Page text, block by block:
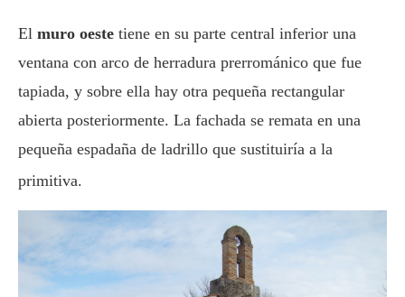
El muro oeste tiene en su parte central inferior una
ventana con arco de herradura prerrománico que fue
tapiada, y sobre ella hay otra pequeña rectangular
abierta posteriormente. La fachada se remata en una
pequeña espadaña de ladrillo que sustituiría a la
primitiva.